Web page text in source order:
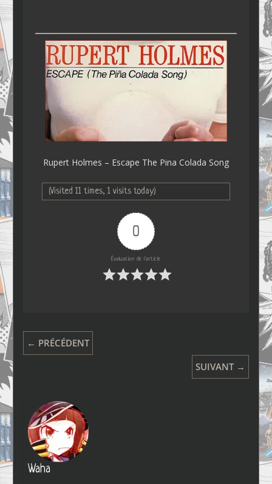
Rupert Holmes – Escape The Pina Colada Song
(Visited 11 times, 1 visits today)
0
Évaluation de l'article
← PRÉCÉDENT
SUIVANT →
Waha